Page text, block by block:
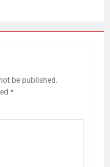
be published.
*